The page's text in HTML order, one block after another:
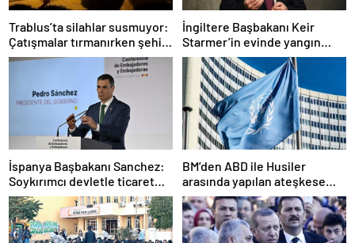
Trablus’ta silahlar susmuyor:
Çatışmalar tırmanırken şehir
alarmda
İngiltere Başbakanı Keir
Starmer’in evinde yangın
çıktı
İspanya Başbakanı Sanchez:
Soykırımcı devletle ticaret
yapmayız
BM’den ABD ile Husiler
arasında yapılan ateşkese
ilişkin değerlendirme